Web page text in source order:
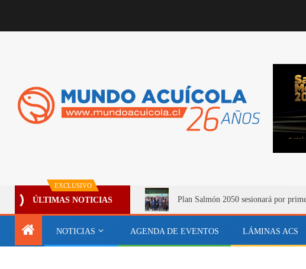
EXCLUSIVO
ÚLTIMAS NOTICIAS Plan Salmón 2050 sesionará por
NOTICIAS AGENDA DE EVENTOS LÁMINAS ACS